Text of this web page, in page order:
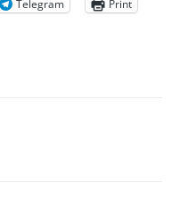
Telegram Print